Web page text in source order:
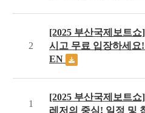
2
[2025 부산국제보트
시고 무료 입장하세요
EN
1
[2025 부산국제보트쇼
레저의 중심! 일정 및